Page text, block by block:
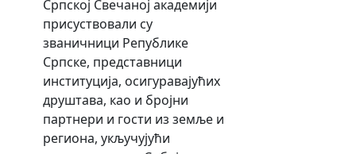
п
у
б
л
и
к
е
С
ј
с
к
и
и
з
в
ј
Српској Свечаној академији
присуствовали су
званичници Републике
Српске, представници
институција, осигуравајућих
друштава, као и бројни
партнери и гости из земље и
региона, укључујући